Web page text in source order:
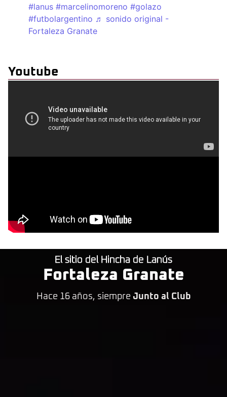
#lanus #marcelinomoreno #golazo
#futbolargentino ♬ sonido original -
Fortaleza Granate
Youtube
El sitio del Hincha de Lanús
Fortaleza Granate
Hace 16 años, siempre Junto al Club